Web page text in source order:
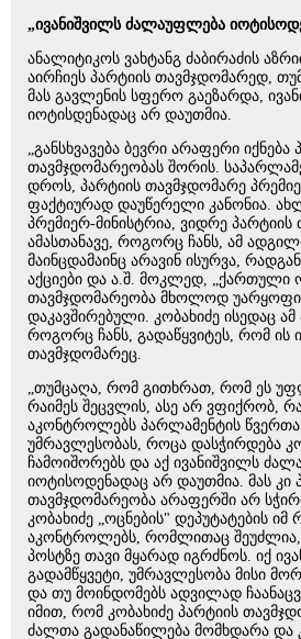
„ივანიშვილს ძალაუფლება
ანალიტიკოს ვახტანგ ძაბირაძის
აირჩიეს პარტიის თავმჯდომარედ,
მას გავლენის სფერო გაეზარდა,
იოტისდენადაც არ დაუთმია.
„განსხვავება ბევრი არაფერი
თავმჯდომარეობას შორის.
დროს, პარტიის თავმჯდომარე
ფაქტიურად დაუწერელი კანონია.
პრემიერ-მინისტრია, ვიდრე პარტიის
ამასთანავე, როგორც ჩანს, ამ
მაინცდამაინც არავინ ისურვა,
აქციები და ა.შ. მოკლედ, „ქართული
თავმჯდომარეობა მხოლოდ
დაკავშირებული. კობახიძე ისედაც
როგორც ჩანს, გადაწყვიტეს, რომ ის
თავმჯდომარეც.
„თუმცაღა, რომ გითხრათ, რომ ეს
რაიმეს შეცვლის, ასე არ ვფიქრობ,
აკონტროლებს პარლამენტის
უმრავლესობას, როცა დასჭირდება
ჩამოიშორებს და აქ ივანიშვილს
იოტისოდენადაც არ დაუთმია. მას კი
თავმჯდომარეობა არაფერში არ
კობახიძე „ოცნების" დეპუტატების
აკონტროლებს, რომლითაც შეუძლია,
პოსტზე თავი მყარად იგრძნოს. იქ
გადამწყვეტი, უმრავლესობა მისი
და თუ მოინდომებს ადვილად
იმით, რომ კობახიძე პარტიის
ძალთა გადანაწილება მომხდარა და